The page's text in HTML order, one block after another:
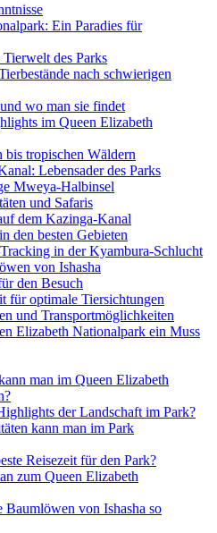
Ein Paradies für
des Parks
nach schwierigen
wo man sie findet
im Queen Elizabeth
bis tropischen Wäldern
Lebensader des Parks
Mweya-Halbinsel
und Safaris
dem Kazinga-Kanal
den besten Gebieten
in der Kyambura-Schlucht
von Ishasha
den Besuch
für optimale Tiersichtungen
und Transportmöglichkeiten
Elizabeth Nationalpark ein Muss
man im Queen Elizabeth
der Landschaft im Park?
kann man im Park
Reisezeit für den Park?
zum Queen Elizabeth
Baumlöwen von Ishasha so